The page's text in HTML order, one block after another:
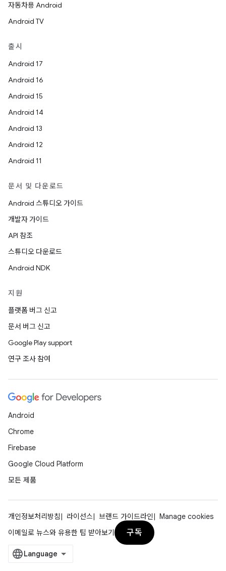
자동차용 Android
Android TV
출시
Android 17
Android 16
Android 15
Android 14
Android 13
Android 12
Android 11
문서 및 다운로드
Android 스튜디오 가이드
개발자 가이드
API 참조
스튜디오 다운로드
Android NDK
지원
플랫폼 버그 신고
문서 버그 신고
Google Play support
연구 조사 참여
Android
Chrome
Firebase
Google Cloud Platform
모든 제품
개인정보처리방침 라이선스 브랜드 가이드라인
Manage cookies
이메일로 뉴스와 유용한 팁 받아보기
구독